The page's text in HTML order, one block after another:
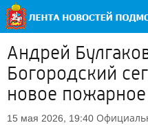
Андрей
Богородский
новое
15 мая 2026, 19:40